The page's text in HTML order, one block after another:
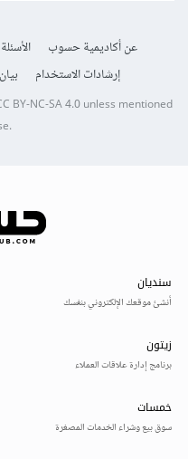
عن أكاديمية حسوب
إرشادات الاستخدام
CC BY-NC-SA 4.0unless mentioned